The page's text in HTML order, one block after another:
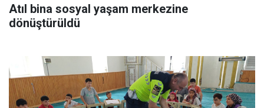
Atıl bina sosyal yaşam merkezine
dönüştürüldü